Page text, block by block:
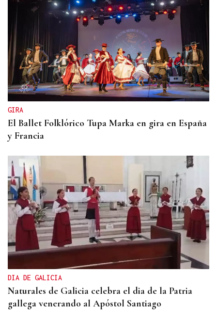
GIRA
El Ballet Folklórico Tupa Marka en gira en España
y Francia
DIA DE GALICIA
Naturales de Galicia celebra el dia de la Patria
gallega venerando al Apóstol Santiago